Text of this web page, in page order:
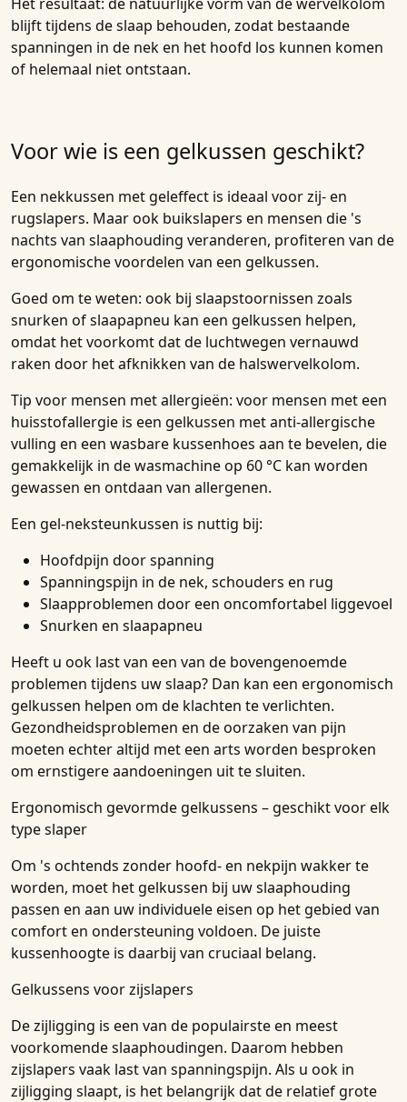
blijft tijdens de slaap behouden, zodat bestaande
spanningen in de nek en het hoofd los kunnen komen
of helemaal niet ontstaan.
Voor wie is een gelkussen geschikt?
Een nekkussen met geleffect is ideaal voor zij- en
rugslapers. Maar ook buikslapers en mensen die 's
nachts van slaaphouding veranderen, profiteren van de
ergonomische voordelen van een gelkussen.
Goed om te weten: ook bij slaapstoornissen zoals
snurken of slaapapneu kan een gelkussen helpen,
omdat het voorkomt dat de luchtwegen vernauwd
raken door het afknikken van de halswervelkolom.
Tip voor mensen met allergieën: voor mensen met een
huisstofallergie is een gelkussen met anti-allergische
vulling en een wasbare kussenhoes aan te bevelen, die
gemakkelijk in de wasmachine op 60 °C kan worden
gewassen en ontdaan van allergenen.
Een gel-neksteunkussen is nuttig bij:
Hoofdpijn door spanning
Spanningspijn in de nek, schouders en rug
Slaapproblemen door een oncomfortabel liggevoel
Snurken en slaapapneu
Heeft u ook last van een van de bovengenoemde
problemen tijdens uw slaap? Dan kan een ergonomisch
gelkussen helpen om de klachten te verlichten.
Gezondheidsproblemen en de oorzaken van pijn
moeten echter altijd met een arts worden besproken
om ernstigere aandoeningen uit te sluiten.
Ergonomisch gevormde gelkussens – geschikt voor elk
type slaper
Om 's ochtends zonder hoofd- en nekpijn wakker te
worden, moet het gelkussen bij uw slaaphouding
passen en aan uw individuele eisen op het gebied van
comfort en ondersteuning voldoen. De juiste
kussenhoogte is daarbij van cruciaal belang.
Gelkussens voor zijslapers
De zijligging is een van de populairste en meest
voorkomende slaaphoudingen. Daarom hebben
zijslapers vaak last van spanningspijn. Als u ook in
zijligging slaapt, is het belangrijk dat de relatief grote